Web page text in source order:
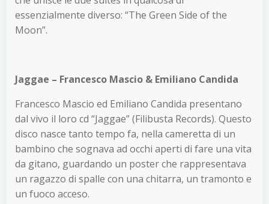
essenzialmente diverso: “The Green Side of the
Moon”.
Jaggae – Francesco Mascio & Emiliano Candida
Francesco Mascio ed Emiliano Candida presentano
dal vivo il loro cd “Jaggae” (Filibusta Records). Questo
disco nasce tanto tempo fa, nella cameretta di un
bambino che sognava ad occhi aperti di fare una vita
da gitano, guardando un poster che rappresentava
un ragazzo di spalle con una chitarra, un tramonto e
un fuoco acceso.